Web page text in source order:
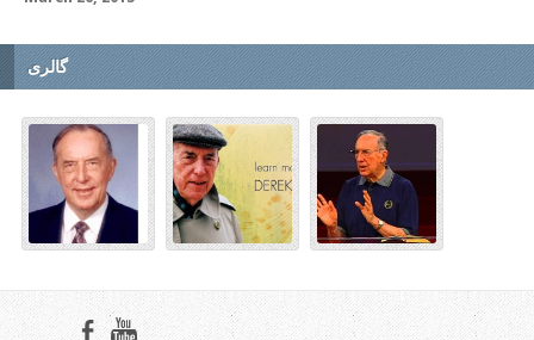
گالری